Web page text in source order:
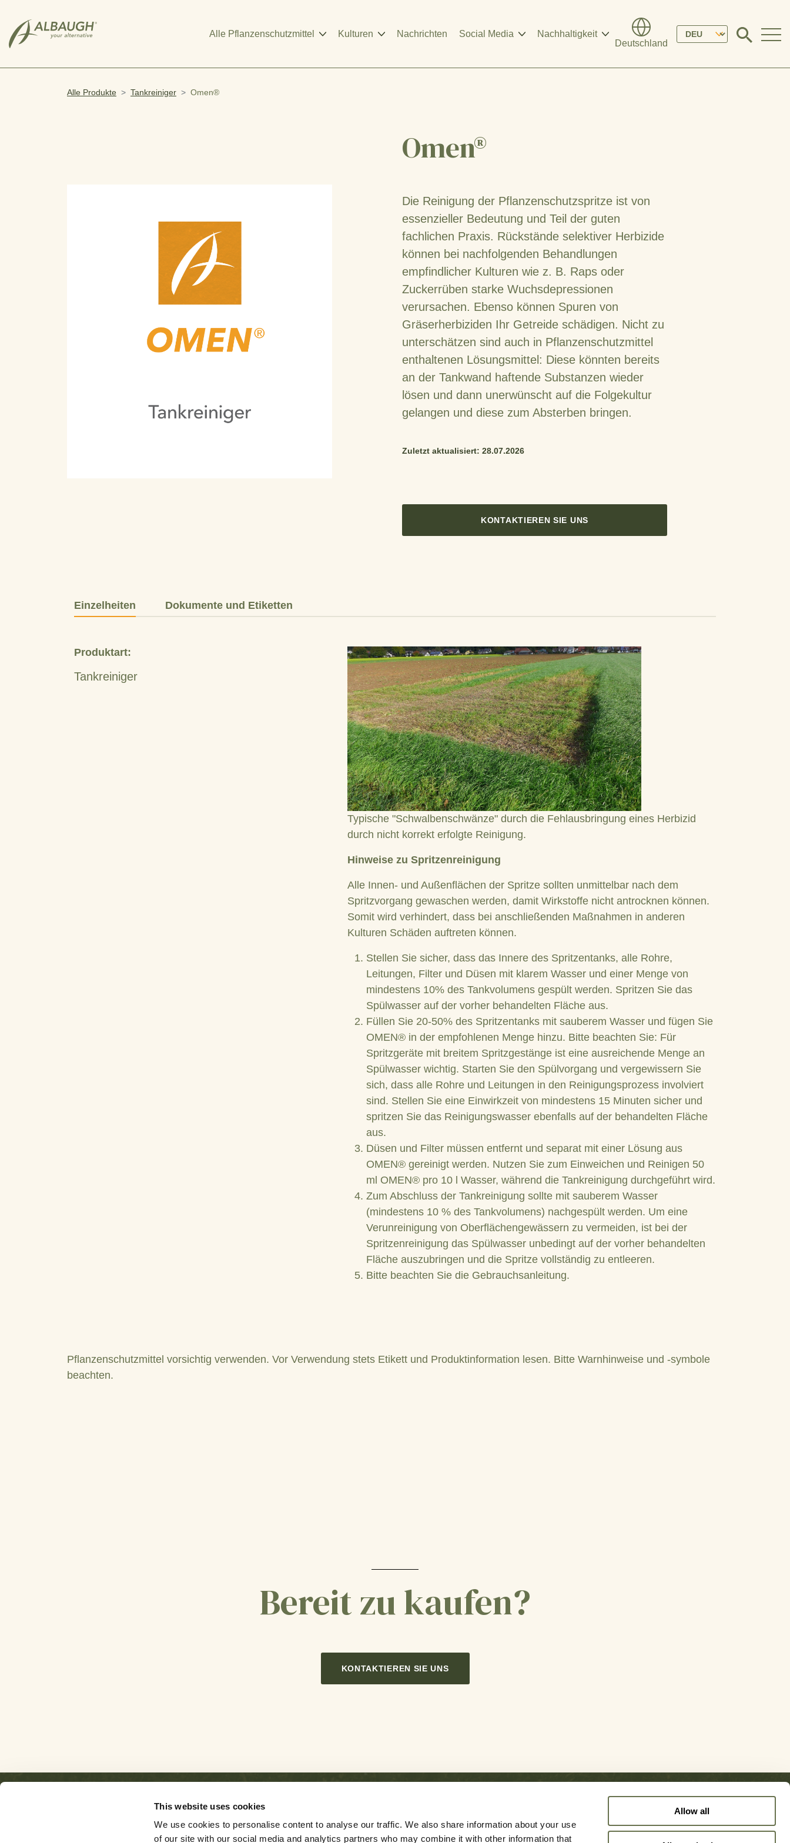
This website uses cookies
We use cookies to personalise content to analyse our traffic. We also share information about your use
of our site with our social media and analytics partners who may combine it with other information that
Allow all
Alle Pflanzenschutzmittel Kulturen Nachrichten Social Media
Nachhaltigkeit
Deutschland
Please
Click
modal
Alle Produkte Tankreiniger Omen®
Omen®
Die Reinigung der Pflanzenschutzspritze ist von
essenzieller Bedeutung und Teil der guten
fachlichen Praxis. Rückstände selektiver Herbizide
können bei nachfolgenden Behandlungen
empfindlicher Kulturen wie z. B. Raps oder
Zuckerrüben starke Wuchsdepressionen
verursachen. Ebenso können Spuren von
Gräserherbiziden Ihr Getreide schädigen. Nicht zu
unterschätzen sind auch in Pflanzenschutzmittel
enthaltenen Lösungsmittel: Diese könnten bereits
an der Tankwand haftende Substanzen wieder
lösen und dann unerwünscht auf die Folgekultur
gelangen und diese zum Absterben bringen.
Zuletzt aktualisiert: 28.07.2026
KONTAKTIEREN SIE UNS
Einzelheiten Dokumente und Etiketten
Produktart:
Tankreiniger
Typische "Schwalbenschwänze" durch die Fehlausbringung eines Herbizid
durch nicht korrekt erfolgte Reinigung.
Hinweise zu Spritzenreinigung
Alle Innen- und Außenflächen der Spritze sollten unmittelbar nach dem
Spritzvorgang gewaschen werden, damit Wirkstoffe nicht antrocknen können.
Somit wird verhindert, dass bei anschließenden Maßnahmen in anderen
Kulturen Schäden auftreten können.
Stellen Sie sicher, dass das Innere des Spritzentanks, alle Rohre,
Leitungen, Filter und Düsen mit klarem Wasser und einer Menge von
mindestens 10% des Tankvolumens gespült werden. Spritzen Sie das
Spülwasser auf der vorher behandelten Fläche aus.
Füllen Sie 20-50% des Spritzentanks mit sauberem Wasser und fügen Sie
OMEN® in der empfohlenen Menge hinzu. Bitte beachten Sie: Für
Spritzgeräte mit breitem Spritzgestänge ist eine ausreichende Menge an
Spülwasser wichtig. Starten Sie den Spülvorgang und vergewissern Sie
sich, dass alle Rohre und Leitungen in den Reinigungsprozess involviert
sind. Stellen Sie eine Einwirkzeit von mindestens 15 Minuten sicher und
spritzen Sie das Reinigungswasser ebenfalls auf der behandelten Fläche
aus.
Düsen und Filter müssen entfernt und separat mit einer Lösung aus
OMEN® gereinigt werden. Nutzen Sie zum Einweichen und Reinigen 50
ml OMEN® pro 10 l Wasser, während die Tankreinigung durchgeführt wird.
Zum Abschluss der Tankreinigung sollte mit sauberem Wasser
(mindestens 10 % des Tankvolumens) nachgespült werden. Um eine
Verunreinigung von Oberflächengewässern zu vermeiden, ist bei der
Spritzenreinigung das Spülwasser unbedingt auf der vorher behandelten
Fläche auszubringen und die Spritze vollständig zu entleeren.
Bitte beachten Sie die Gebrauchsanleitung.
Pflanzenschutzmittel vorsichtig verwenden. Vor Verwendung stets Etikett und Produktinformation lesen. Bitte Warnhinweise und -symbole
beachten.
Bereit zu kaufen?
KONTAKTIEREN SIE UNS
Nachrichten Karriere Newsletter Kontaktieren Sie uns